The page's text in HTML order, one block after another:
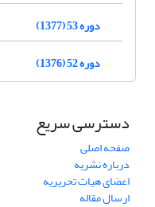
دوره 53 (1377)
دوره 52 (1376)
دسترسی سریع
صفحه اصلی
درباره نشریه
اعضای هیات تحریریه
ارسال مقاله